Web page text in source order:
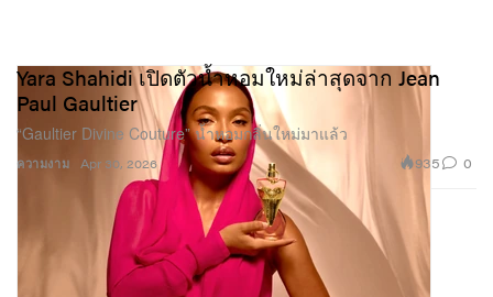
ความงาม
Yara Shahidi เปิดตัวน้ำหอมใหม่ล่าสุดจาก Jean
Paul Gaultier
“Gaultier Divine Couture” น้ำหอมกลิ่นใหม่มาแล้ว
Apr 30, 2026 935 0